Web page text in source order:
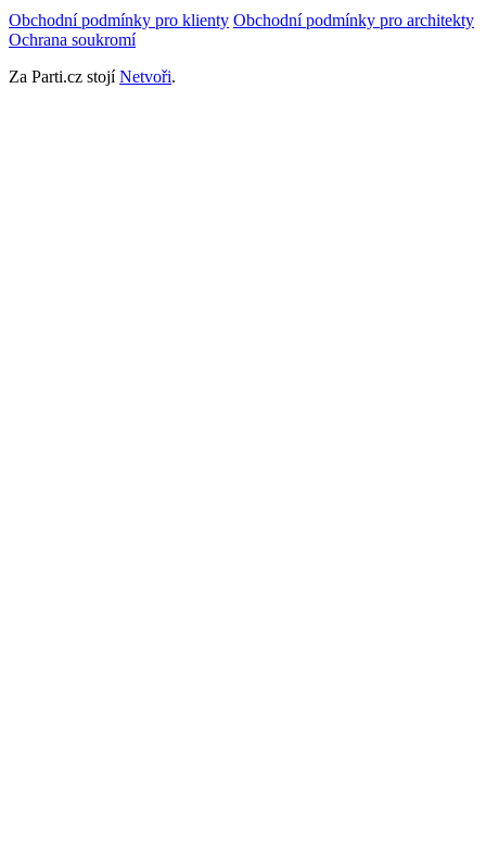
Obchodní podmínky pro klienty Obchodní podmínky pro architekty
Ochrana soukromí
Za Parti.cz stojíNetvoři.